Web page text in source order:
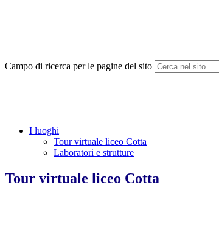
Campo di ricerca per le pagine del sito
I luoghi
Tour virtuale liceo Cotta
Laboratori e strutture
Tour virtuale liceo Cotta